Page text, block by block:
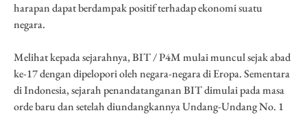
harapan dapat berdampak positif terhadap ekonomi suatu
negara.
Melihat kepada sejarahnya, BIT / P4M mulai muncul sejak abad
ke-17 dengan dipelopori oleh negara-negara di Eropa. Sementara
di Indonesia, sejarah penandatanganan BIT dimulai pada masa
orde baru dan setelah diundangkannya Undang-Undang No. 1